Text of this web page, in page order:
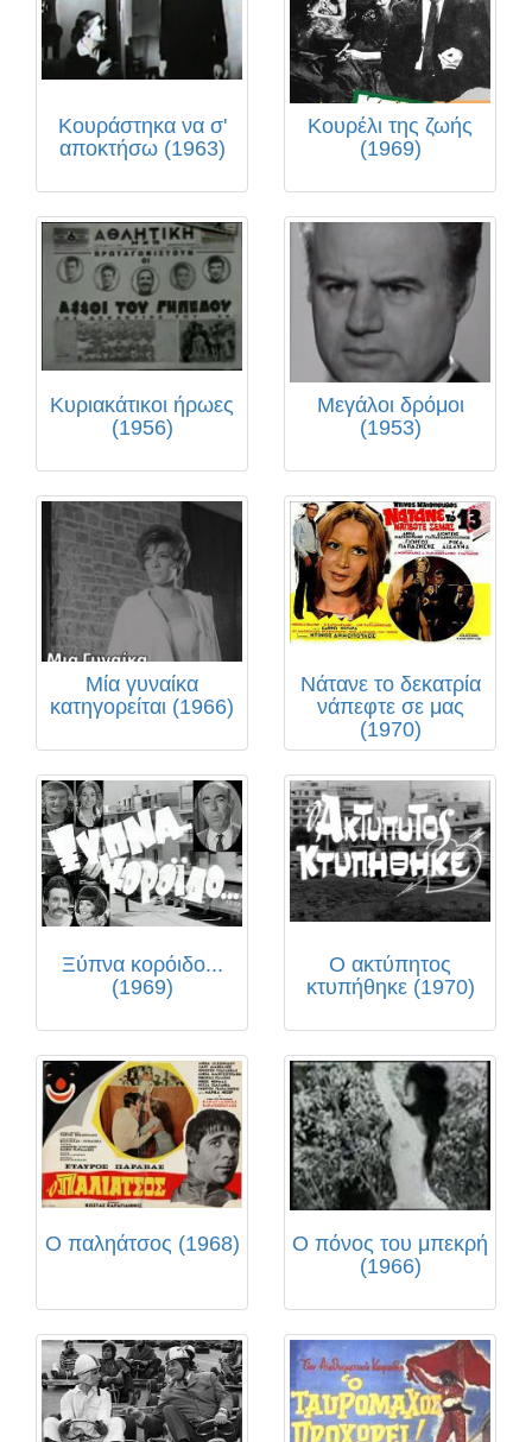
Κουράστηκα να σ'
αποκτήσω (1963)
Κουρέλι της ζωής
(1969)
Κυριακάτικοι ήρωες
(1956)
Μεγάλοι δρόμοι
(1953)
Μία γυναίκα
κατηγορείται (1966)
Νάτανε το δεκατρία
νάπεφτε σε μας
(1970)
Ξύπνα κορόιδο...
(1969)
Ο ακτύπητος
κτυπήθηκε (1970)
Ο παληάτσος (1968)
Ο πόνος του μπεκρή
(1966)